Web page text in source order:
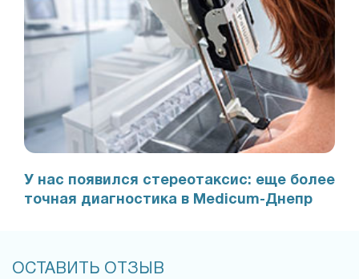
У нас появился стереотаксис: еще более
точная диагностика в Medicum-Днепр
ОСТАВИТЬ ОТЗЫВ